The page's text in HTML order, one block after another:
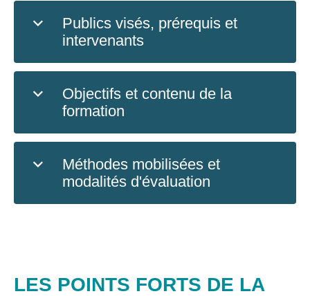
Publics visés, prérequis et
intervenants
Objectifs et contenu de la
formation
Méthodes mobilisées et
modalités d'évaluation
LES POINTS FORTS DE LA